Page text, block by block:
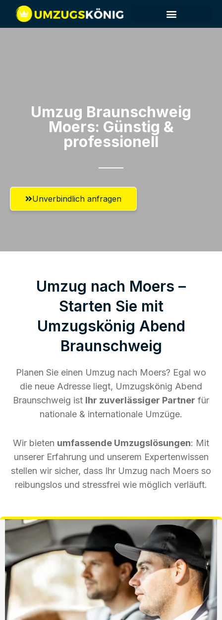
Umzug Braunschweig​
Moers: Günstig &
professionell​
Unverbindlich anfragen
Umzug nach Moers –
Starten Sie mit
Umzugskönig Abend
Braunschweig
Planen Sie einen Umzug nach Moers? Egal wo
die neue Adresse liegt, Umzugskönig Abend
Braunschweig ist Ihr zuverlässiger Partner für
nationale & internationale Umzüge.
Wir bieten umfassende Umzugslösungen: Mit
unserer Erfahrung und unserem Expertenwissen
stellen wir sicher, dass Ihr Umzug nach Moers so
reibungslos und stressfrei wie möglich verläuft.